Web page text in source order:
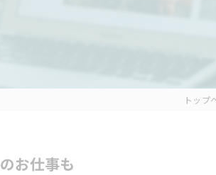
トップ
お仕事も